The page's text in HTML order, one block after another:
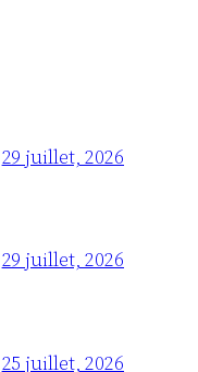
29 juillet, 2026
29 juillet, 2026
25 juillet, 2026